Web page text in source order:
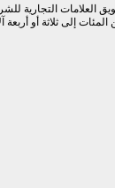
العلامات التجارية
إلى ثلاثة أو